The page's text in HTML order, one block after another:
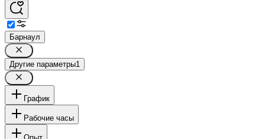
Барнаул
Другие параметры1
График
Рабочие часы